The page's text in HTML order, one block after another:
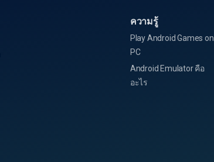
ความรู้
Play Android Games on
PC
Android Emulator คือ
อะไร